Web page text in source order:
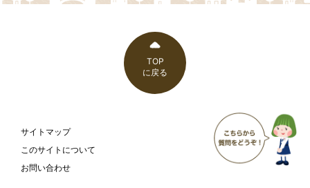
TOP
に戻る
サイトマップ
このサイトについて
お問い合わせ